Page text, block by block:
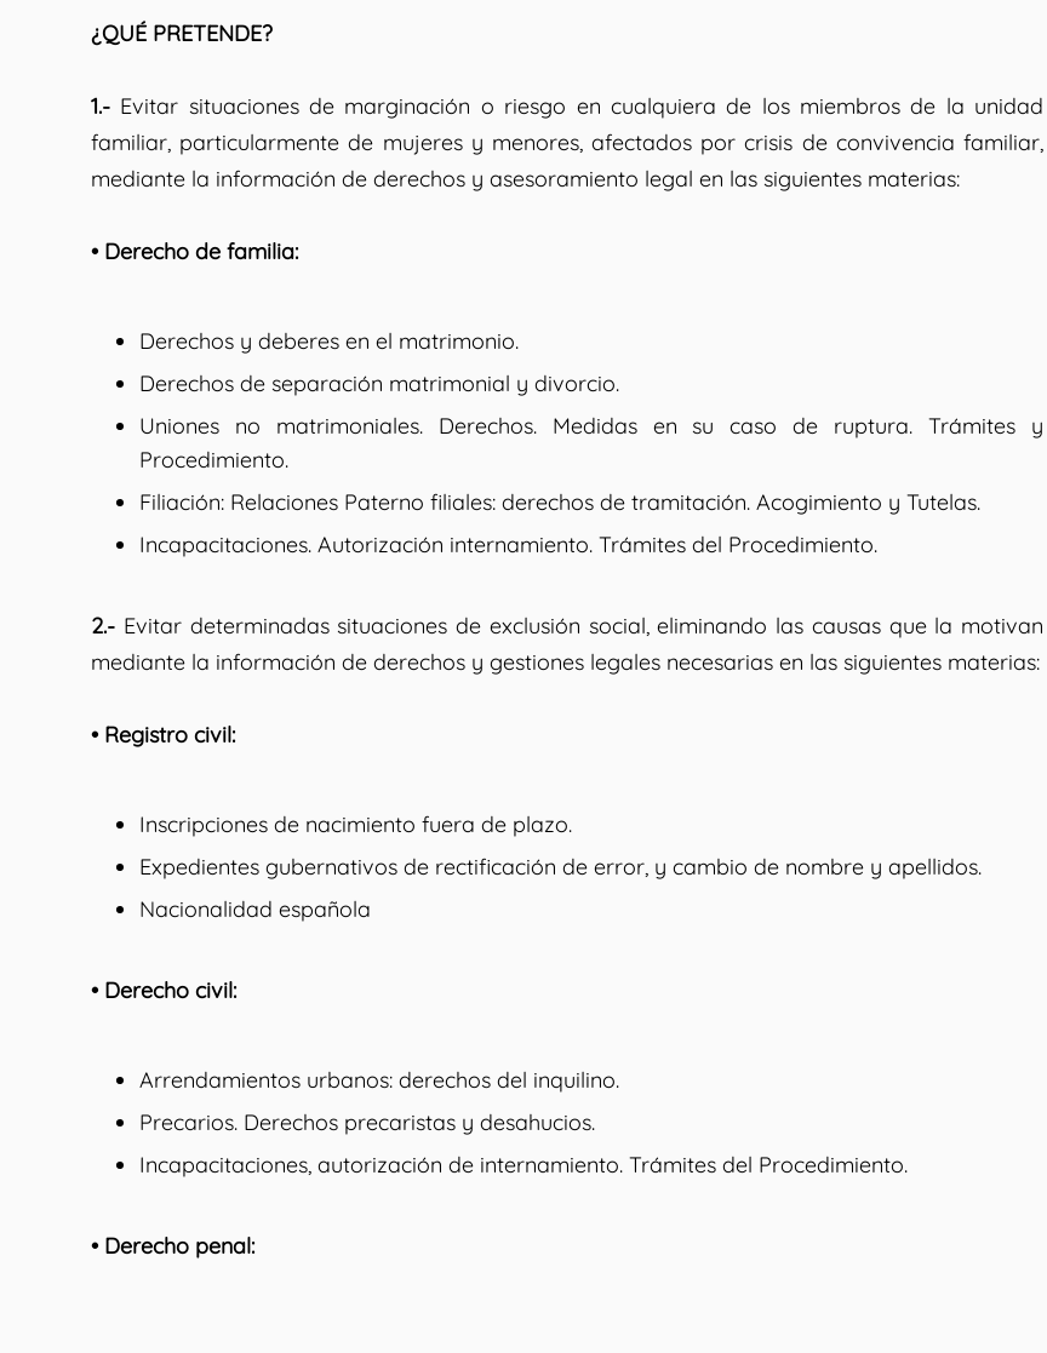
¿QUÉ PRETENDE?
1.- Evitar situaciones de marginación o riesgo en cualquiera de los miembros de la unidad
familiar, particularmente de mujeres y menores, afectados por crisis de convivencia familiar,
mediante la información de derechos y asesoramiento legal en las siguientes materias:
• Derecho de familia:
Derechos y deberes en el matrimonio.
Derechos de separación matrimonial y divorcio.
Uniones no matrimoniales. Derechos. Medidas en su caso de ruptura. Trámites y
Procedimiento.
Filiación: Relaciones Paterno filiales: derechos de tramitación. Acogimiento y Tutelas.
Incapacitaciones. Autorización internamiento. Trámites del Procedimiento.
2.- Evitar determinadas situaciones de exclusión social, eliminando las causas que la motivan
mediante la información de derechos y gestiones legales necesarias en las siguientes materias:
• Registro civil:
Inscripciones de nacimiento fuera de plazo.
Expedientes gubernativos de rectificación de error, y cambio de nombre y apellidos.
Nacionalidad española
• Derecho civil:
Arrendamientos urbanos: derechos del inquilino.
Precarios. Derechos precaristas y desahucios.
Incapacitaciones, autorización de internamiento. Trámites del Procedimiento.
• Derecho penal: